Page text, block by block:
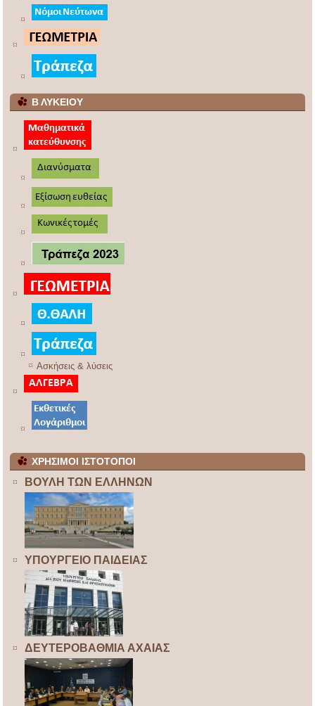
Β ΛΥΚΕΙΟΥ
Ασκήσεις & λύσεις
ΧΡΗΣΙΜΟΙ ΙΣΤΟΤΟΠΟΙ
ΒΟΥΛΗ ΤΩΝ ΕΛΛΗΝΩΝ
ΥΠΟΥΡΓΕΙΟ ΠΑΙΔΕΙΑΣ
ΔΕΥΤΕΡΟΒΑΘΜΙΑ ΑΧΑΙΑΣ